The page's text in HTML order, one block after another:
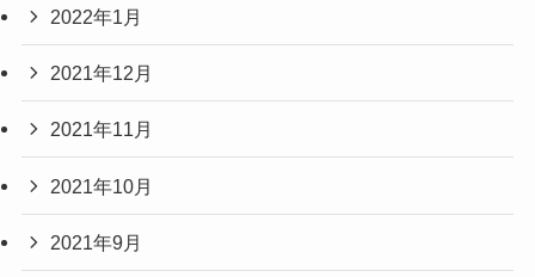
2022年1月
2021年12月
2021年11月
2021年10月
2021年9月